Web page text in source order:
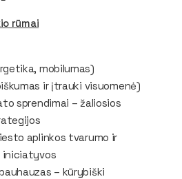
rūmai
mobilumas)
ir įtrauki visuomenė)
sprendimai – žaliosios
aplinkos tvarumo ir
iniciatyvos
– kūrybiški